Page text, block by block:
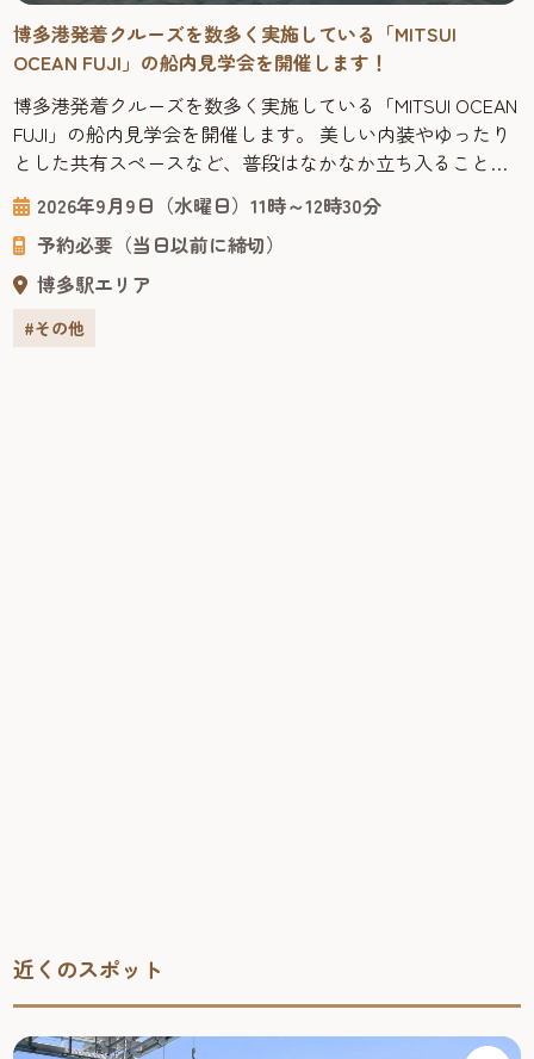
博多港発着クルーズを数多く実施している「MITSUI
OCEAN FUJI」の船内見学会を開催します！
博多港発着クルーズを数多く実施している「MITSUI OCEAN
FUJI」の船内見学会を開催します。 美しい内装やゆったり
とした共有スペースなど、普段はなかなか立ち入ることの
できない船内を見学しながら、海の上で過ごす優雅な旅の
雰囲気やクルーズ船ならではの魅力を間近で体感できる貴
重な機会です。 申込1回につき、2名まで申し込みできます
ので、ご家族の方等も一緒にご応募できます。 是非この機
2026年9月9日（水曜日）11時～12時30分
予約必要（当日以前に締切）
博多駅エリア
#その他
近くのスポット